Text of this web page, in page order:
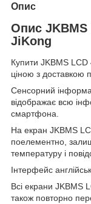
Опис
Опис JKBMS
JiKong
Купити JKBMS
ціною з доставкою
Сенсорний
відображає всю
смартфона.
На екран JKBMS
поелементно,
температуру і
Інтерфейс
Всі екрани JKBMS
також повторно